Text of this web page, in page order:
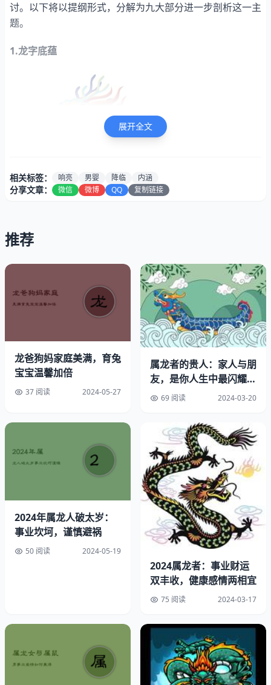
讨。以下将以提纲形式，分解为九大部分进一步剖析这一主
题。
1.龙字底蕴
给属龙男婴命名时，应着重从有浓厚文化内涵的“龙”字着
手。该字寓意力量、尊崇与智慧，乃中国文化标志性符号之
一。为此，挑选名字时可优先斟酌包含“龙”或其相关含义的
字。
除龙字本身含义之外，适宜取名的还有一些象征吉祥如意、
财运旺盛的汉字，比如"福""寿""财"等。这些名称将寓意幸
福、长寿与财富，为新生儿注入激励人心的正能量。
在为男性龙年宝宝起名之时，需重视名字的音律动听度。悦
耳之名能令人难以忘怀，且更易被人们接纳喜爱。故而，建
议挑选那些发音洪亮、韵脚和谐的词汇融入到名字中。
每个婴孩均具独特性格特征，在起名过程中，应充分考虑其
特质。可选取与人格特质有关之字词，例如“聪颖”、“灵
动”、“无畏”等。此类姓名既能体现小儿特质，又有助于提
高其自信心及行动力。
展开全文
相关标签： 响亮 男婴 降临 内涵
分享文章： 微信 微博 QQ 复制链接
推荐
龙爸狗妈家庭美满，育兔
宝宝温馨加倍
37 阅读 2024-05-27
属龙者的贵人：家人与朋
友，是你人生中最闪耀的
北极星
69 阅读 2024-03-20
2024年属龙人破太岁：
事业坎坷，谨慎避祸
50 阅读 2024-05-19
2024属龙者：事业财运
双丰收，健康感情两相宜
75 阅读 2024-03-17